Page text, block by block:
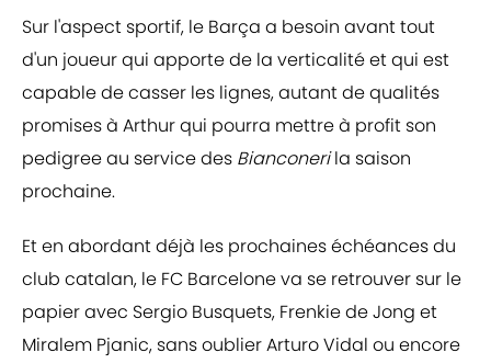
Sur l'aspect sportif, le Barça a besoin avant tout
d'un joueur qui apporte de la verticalité et qui est
capable de casser les lignes, autant de qualités
promises à Arthur qui pourra mettre à profit son
pedigree au service des Bianconerila saison
prochaine.
Et en abordant déjà les prochaines échéances du
club catalan, le FC Barcelone va se retrouver sur le
papier avec Sergio Busquets, Frenkie de Jong et
Miralem Pjanic, sans oublier Arturo Vidal ou encore